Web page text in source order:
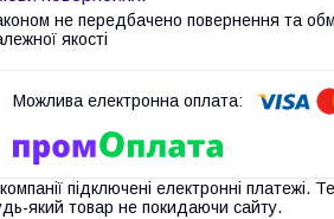
не передбачено повернення та
якості
підключені електронні платежі.
який товар не покидаючи сайту.